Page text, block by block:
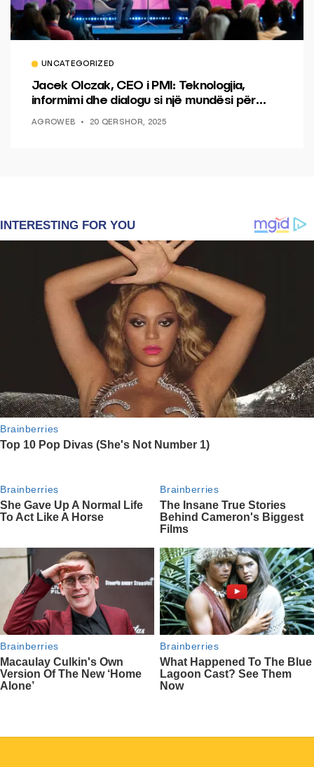
UNCATEGORIZED
Jacek Olczak, CEO i PMI: Teknologjia,
informimi dhe dialogu si një mundësi për
AGROWEB 20 QERSHOR, 2025